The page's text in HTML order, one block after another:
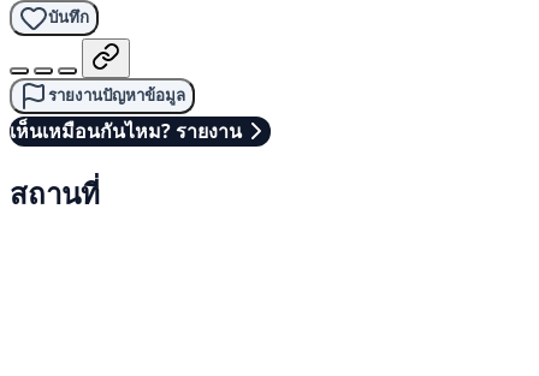
บันทึก
รายงานปัญหาข้อมูล
เห็นเหมือนกันไหม? รายงาน
สถานที่